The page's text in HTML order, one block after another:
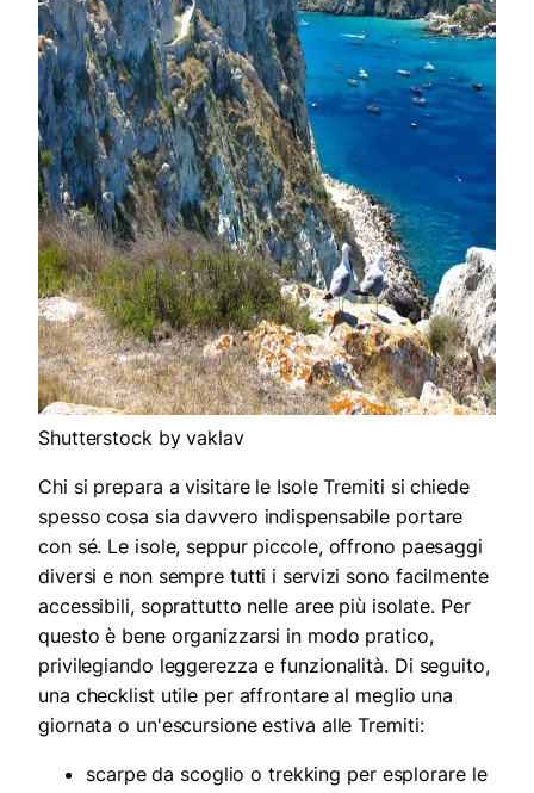
Shutterstock by vaklav
Chi si prepara a visitare le Isole Tremiti si chiede
spesso cosa sia davvero indispensabile portare
con sé. Le isole, seppur piccole, offrono paesaggi
diversi e non sempre tutti i servizi sono facilmente
accessibili, soprattutto nelle aree più isolate. Per
questo è bene organizzarsi in modo pratico,
privilegiando leggerezza e funzionalità. Di seguito,
una checklist utile per affrontare al meglio una
giornata o un'escursione estiva alle Tremiti:
scarpe da scoglio o trekking per esplorare le